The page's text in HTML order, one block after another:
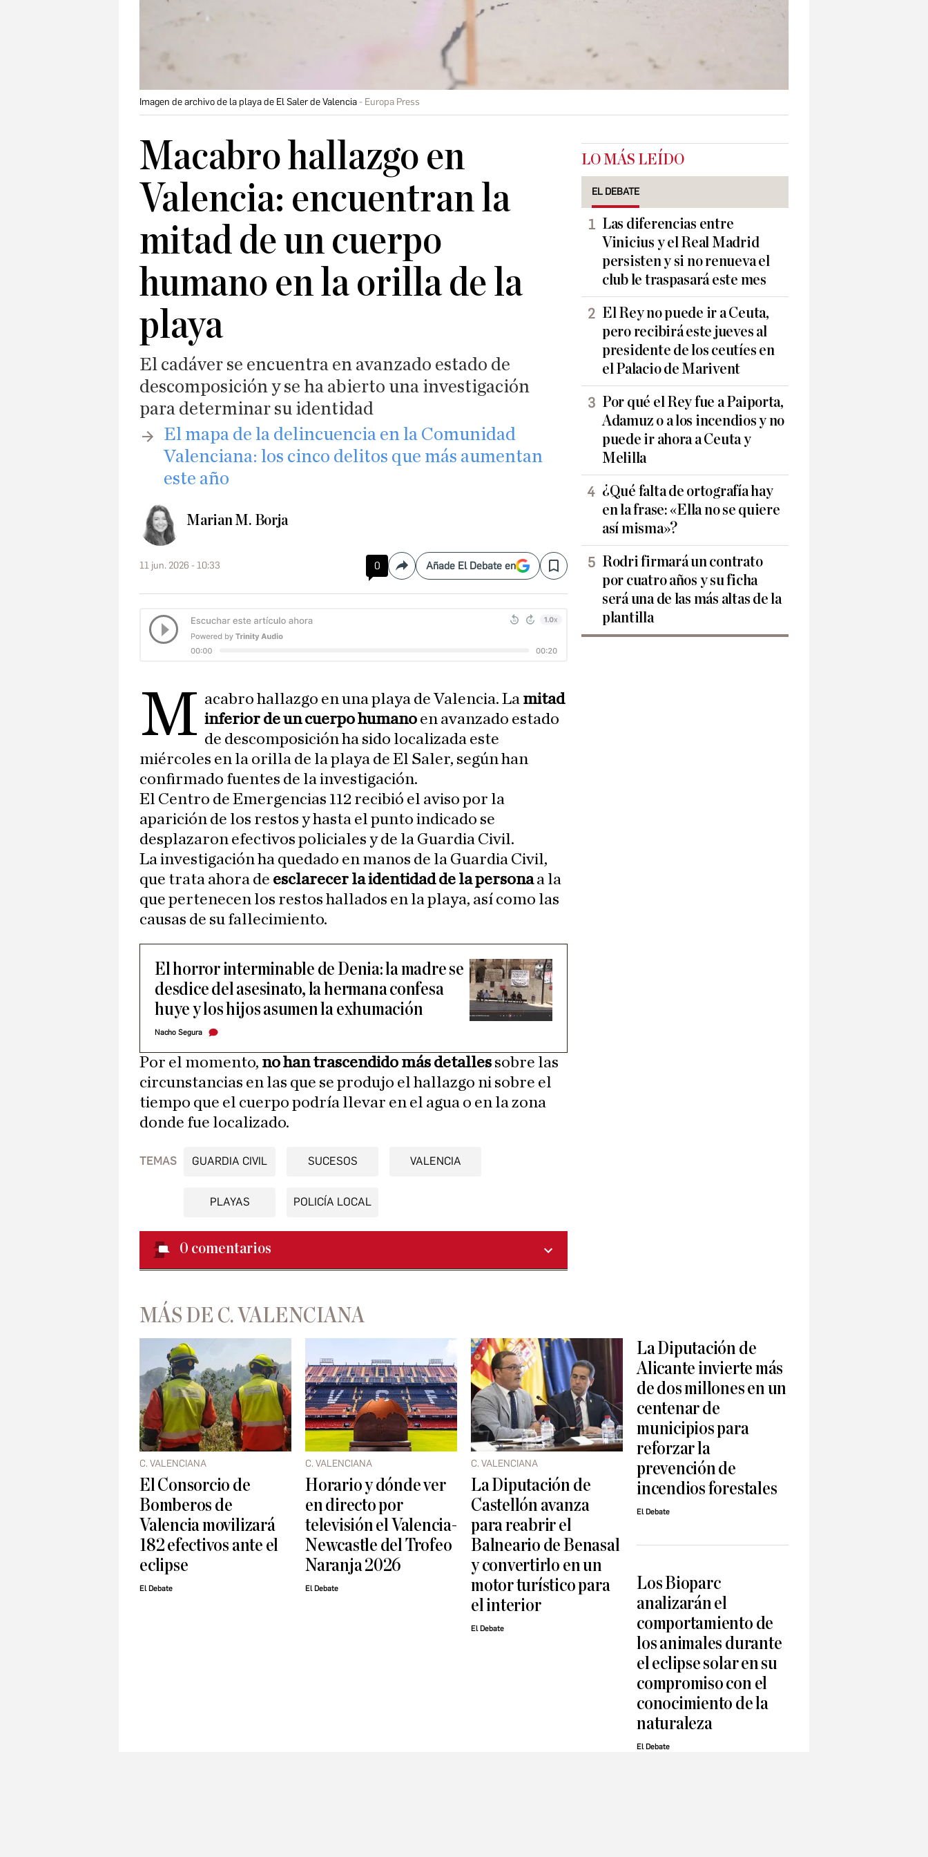
Imagen de archivo de la playa de El Saler de Valencia Europa Press
Macabro hallazgo en
Valencia: encuentran la
mitad de un cuerpo
humano en la orilla de la
playa
El cadáver se encuentra en avanzado estado de
descomposición y se ha abierto una investigación
para determinar su identidad
​El mapa de la delincuencia en la Comunidad
Valenciana: los cinco delitos que más aumentan
este año
Marian M. Borja
11 jun. 2026 - 10:33 0 CompartirAñade El Debate en Save
M acabro hallazgo en una playa de Valencia. La mitad
inferior de un cuerpo humano en avanzado estado
de descomposición ha sido localizada este
miércoles en la orilla de la playa de El Saler, según han
confirmado fuentes de la investigación.
El Centro de Emergencias 112 recibió el aviso por la
aparición de los restos y hasta el punto indicado se
desplazaron efectivos policiales y de la Guardia Civil.
La investigación ha quedado en manos de la Guardia Civil,
que trata ahora de esclarecer la identidad de la personaa la
que pertenecen los restos hallados en la playa, así como las
causas de su fallecimiento.
El horror interminable de Denia: la madre se
desdice del asesinato, la hermana confesa
huye y los hijos asumen la exhumación
Nacho Segura
Por el momento, no han trascendido más detalles sobre las
circunstancias en las que se produjo el hallazgo ni sobre el
tiempo que el cuerpo podría llevar en el agua o en la zona
donde fue localizado.
TEMAS GUARDIA CIVIL SUCESOS VALENCIA
PLAYAS POLICÍA LOCAL
0 comentarios
LO MÁS LEÍDO
EL DEBATE
Las diferencias entre
Vinicius y el Real Madrid
persisten y si no renueva el
club le traspasará este mes
El Rey no puede ir a Ceuta,
pero recibirá este jueves al
presidente de los ceutíes en
el Palacio de Marivent
Por qué el Rey fue a Paiporta,
Adamuz o a los incendios y no
puede ir ahora a Ceuta y
Melilla
¿Qué falta de ortografía hay
en la frase: «Ella no se quiere
así misma»?
Rodri firmará un contrato
por cuatro años y su ficha
será una de las más altas de la
plantilla
MÁS DE C. VALENCIANA
C. VALENCIANA
El Consorcio de
Bomberos de
Valencia movilizará
182 efectivos ante el
eclipse
El Debate
C. VALENCIANA
Horario y dónde ver
en directo por
televisión el Valencia-
Newcastle del Trofeo
Naranja 2026
El Debate
C. VALENCIANA
La Diputación de
Castellón avanza
para reabrir el
Balneario de Benasal
y convertirlo en un
motor turístico para
el interior
El Debate
La Diputación de
Alicante invierte más
de dos millones en un
centenar de
municipios para
reforzar la
prevención de
incendios forestales
El Debate
Los Bioparc
analizarán el
comportamiento de
los animales durante
el eclipse solar en su
compromiso con el
conocimiento de la
naturaleza
El Debate